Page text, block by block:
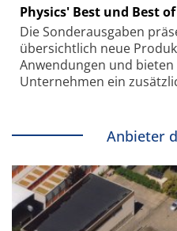
Physics' Best und Best of
Die Sonder­ausgaben
übersichtlich neue
Anwendungen und
Unternehmen ein
Anbieter